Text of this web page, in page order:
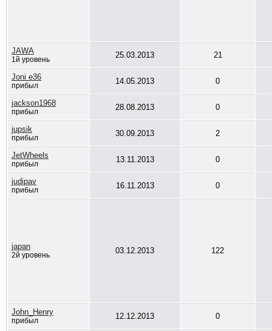
JAWA
1й уровень 25.03.2013 21
Joni e36
прибыл 14.05.2013 0
jackson1968
прибыл 28.08.2013 0
jupsik
прибыл 30.09.2013 2
JetWheels
прибыл 13.11.2013 0
judipav
прибыл 16.11.2013 0
japan
2й уровень 03.12.2013 122
John_Henry
прибыл 12.12.2013 0